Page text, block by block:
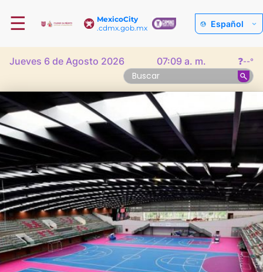
MexicoCity
.cdmx.gob.mx
☰ Español
Jueves 6 de Agosto 2026 07:09 a. m. ❓--°